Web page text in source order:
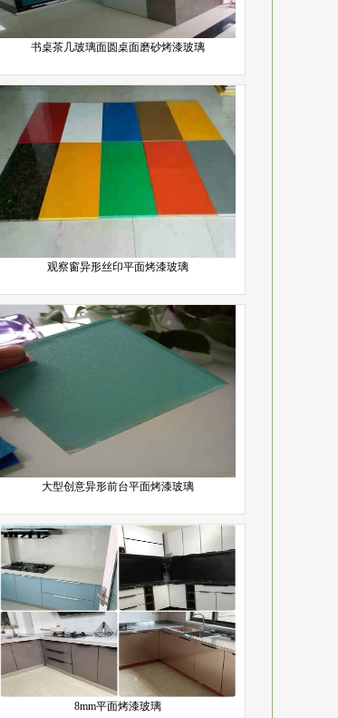
书桌茶几玻璃面圆桌面磨砂烤漆玻璃
观察窗异形丝印平面烤漆玻璃
大型创意异形前台平面烤漆玻璃
8mm平面烤漆玻璃